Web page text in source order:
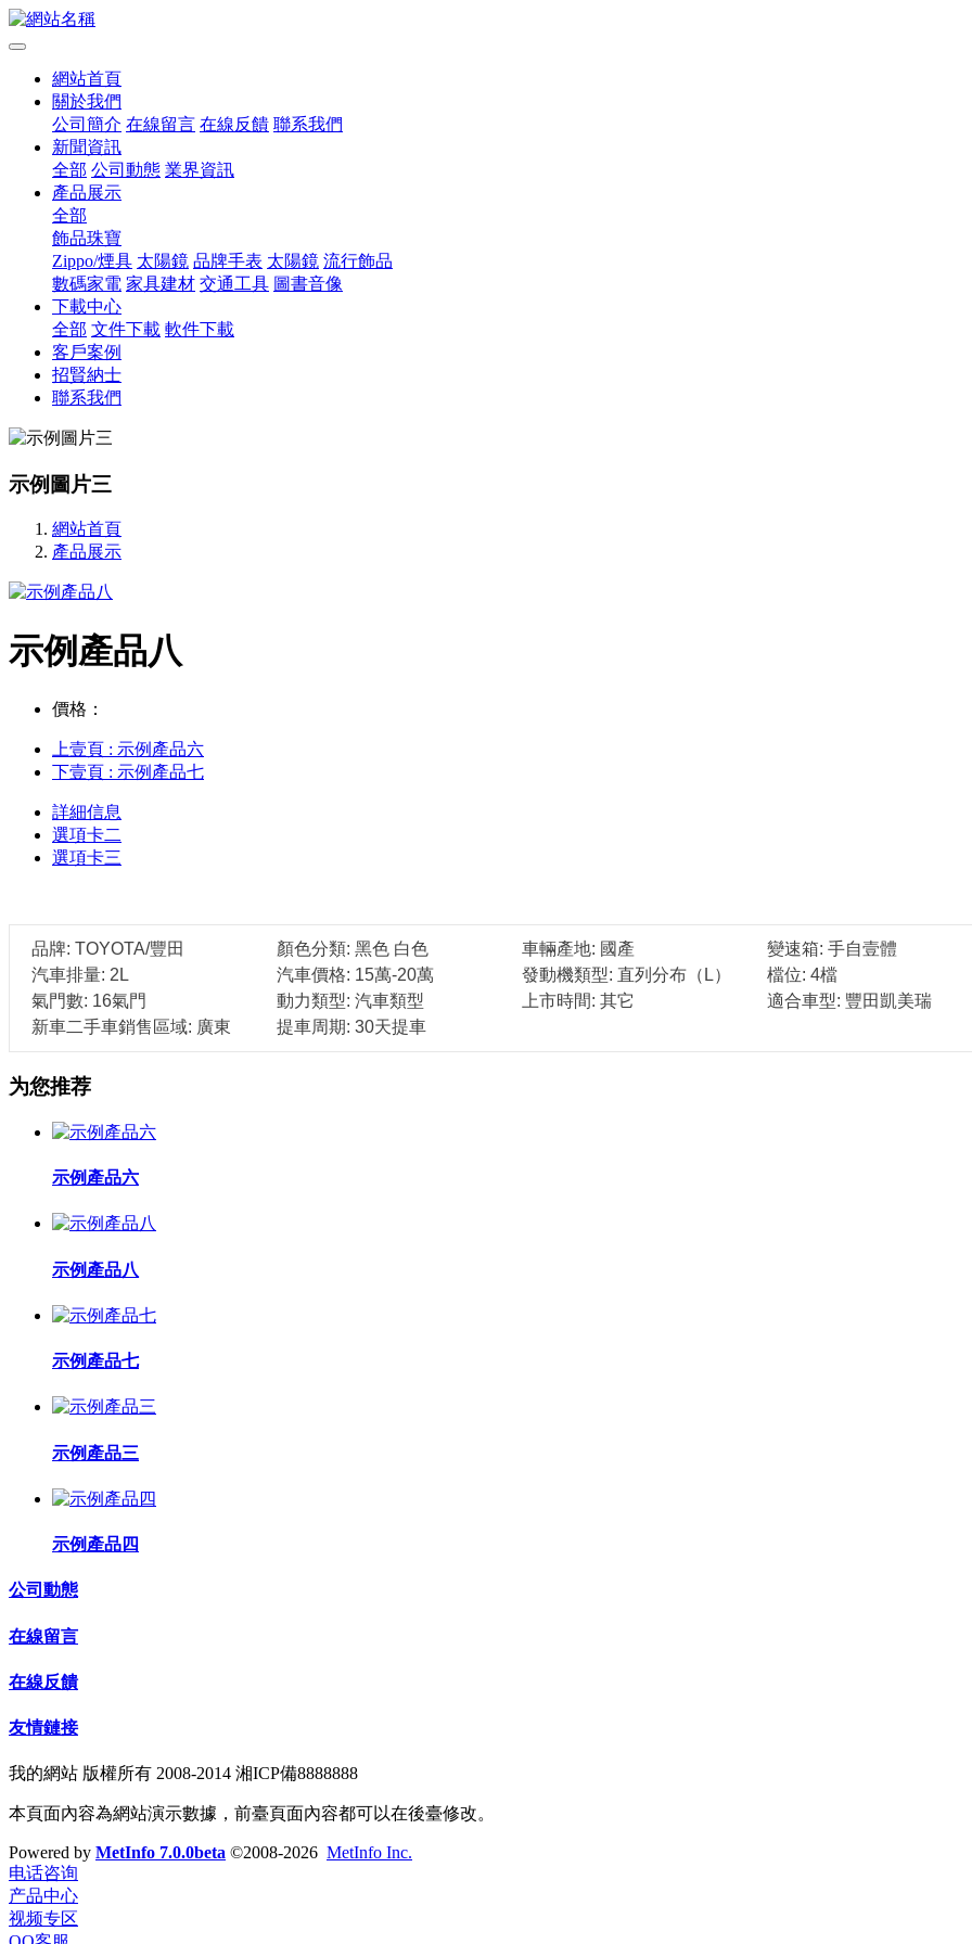
網站首頁
關於我們
公司簡介 在線留言 在線反饋 聯系我們
新聞資訊
全部 公司動態 業界資訊
產品展示
全部
飾品珠寶
Zippo/煙具 太陽鏡 品牌手表 太陽鏡 流行飾品
數碼家電 家具建材 交通工具 圖書音像
下載中心
全部 文件下載 軟件下載
客戶案例
招賢納士
聯系我們
示例圖片三
網站首頁
產品展示
示例產品八
價格：
上壹頁 : 示例產品六
下壹頁 : 示例產品七
詳細信息
選項卡二
選項卡三
品牌: TOYOTA/豐田 顏色分類: 黑色 白色 車輛產地: 國產 變速箱: 手自壹體
汽車排量: 2L
汽車價格: 15萬-20萬 發動機類型: 直列分布（L） 檔位: 4檔
氣門數: 16氣門
動力類型: 汽車類型 上市時間: 其它 適合車型: 豐田凱美瑞
新車二手車銷售區域: 廣東
提車周期: 30天提車
为您推荐
示例產品六
示例產品八
示例產品七
示例產品三
示例產品四
公司動態
在線留言
在線反饋
友情鏈接
我的網站 版權所有 2008-2014 湘ICP備8888888
本頁面內容為網站演示數據，前臺頁面內容都可以在後臺修改。
Powered by MetInfo 7.0.0beta ©2008-2026 MetInfo Inc.
电话咨询
产品中心
视频专区